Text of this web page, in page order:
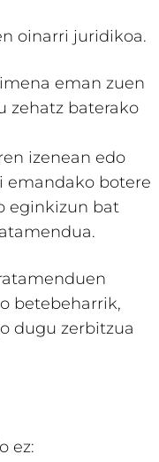
oinarri juridikoa.
eman zuen
zehatz baterako
izenean edo
emandako botere
eginkizun bat
betebeharrik,
dugu zerbitzua
ez: